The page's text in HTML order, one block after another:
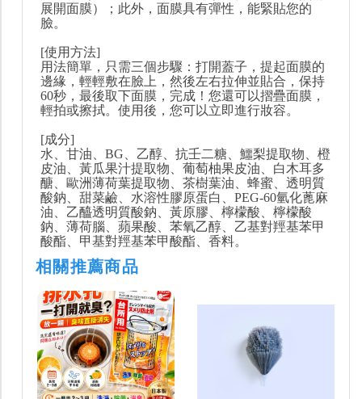
展開面膜）；此外，面膜具有彈性，能緊貼您的
臉。
[使用方法]
用法簡單，只需三個步驟：打開蓋子，提起面膜的
邊緣，輕輕敷在臉上，然後左右拉伸並貼合，保持
60秒，最後取下面膜，完成！您還可以摺疊面膜，
輕拍或擦拭。使用後，您可以立即進行妝容。
[成分]
水、甘油、BG、乙醇、抗壬二糖、鱷梨提取物、橙
皮油、黃瓜果汁提取物、葡萄柚果皮油、白木耳多
醣、歐洲薄荷葉提取物、茶樹葉油、蜂蜜、透明質
酸鈉、甜菜鹼、水溶性膠原蛋白、PEG-60氫化蓖麻
油、乙醯透明質酸鈉、黃原膠、檸檬酸、檸檬酸
鈉、薄荷腦、蘋果酸、苯氧乙醇、乙基對羥基苯甲
酸酯、甲基對羥基苯甲酸酯、香料。
相關推薦商品